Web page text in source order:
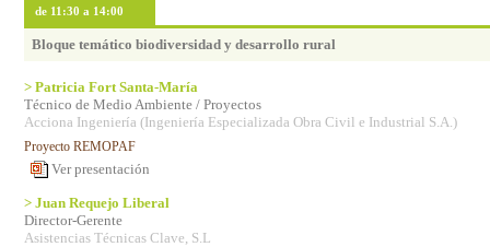
de 11:30 a 14:00
Bloque temático biodiversidad y desarrollo rural
> Patricia Fort Santa-María
Técnico de Medio Ambiente / Proyectos
Acciona Ingeniería (Ingeniería Especializada Obra Civil e Industrial S.A.)
Proyecto REMOPAF
Ver presentación
> Juan Requejo Liberal
Director-Gerente
Asistencias Técnicas Clave, S.L